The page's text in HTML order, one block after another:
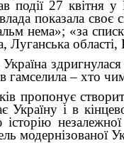
події 27 квітня
показала
нема»; «за
Луганська
гамселила – хто
пропонує
Україну і в
модернізованої